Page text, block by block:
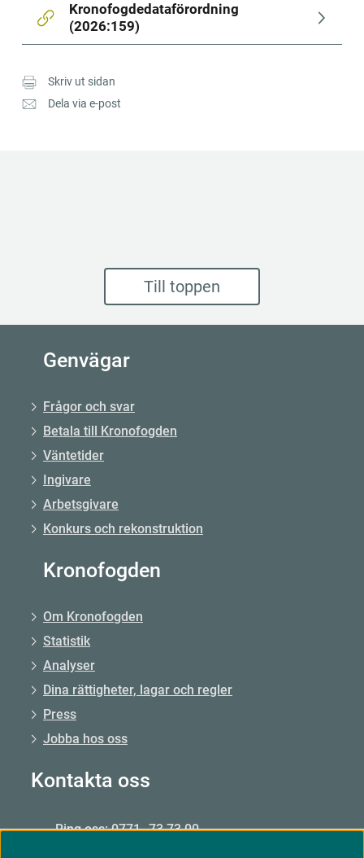
Kronofogdedataförordning
(2026:159)
Skriv ut sidan
Dela via e-post
Till toppen
Genvägar
Frågor och svar
Betala till Kronofogden
Väntetider
Ingivare
Arbetsgivare
Konkurs och rekonstruktion
Kronofogden
Om Kronofogden
Statistik
Analyser
Dina rättigheter, lagar och regler
Press
Jobba hos oss
Kontakta oss
Ring oss: 0771–73 73 00